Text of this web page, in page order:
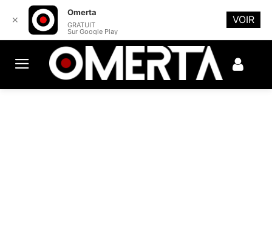
✕
Omerta
GRATUIT
Sur Google Play
VOIR